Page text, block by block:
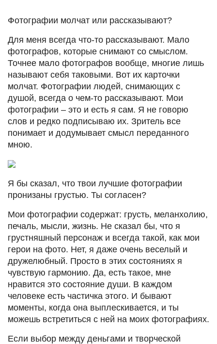
Фотографии молчат или рассказывают?
Для меня всегда что-то рассказывают. Мало
фотографов, которые снимают со смыслом.
Точнее мало фотографов вообще, многие лишь
называют себя таковыми. Вот их карточки
молчат. Фотографии людей, снимающих с
душой, всегда о чем-то рассказывают. Мои
фотографии – это и есть я сам. Я не говорю
слов и редко подписываю их. Зритель все
понимает и додумывает смысл переданного
мною.
Я бы сказал, что твои лучшие фотографии
пронизаны грустью. Ты согласен?
Мои фотографии содержат: грусть, меланхолию,
печаль, мысли, жизнь. Не сказал бы, что я
грустняшный персонаж и всегда такой, как мои
герои на фото. Нет, я даже очень веселый и
дружелюбный. Просто в этих состояниях я
чувствую гармонию. Да, есть такое, мне
нравится это состояние души. В каждом
человеке есть частичка этого. И бывают
моменты, когда она выплескивается, и ты
можешь встретиться с ней на моих фотографиях.
Если выбор между деньгами и творческой